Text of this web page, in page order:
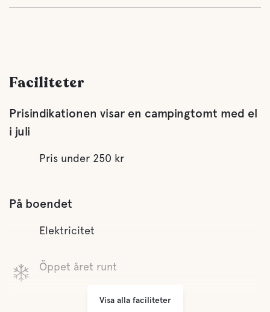
Faciliteter
Prisindikationen visar en campingtomt med el
i juli
Pris under 250 kr
På boendet
Elektricitet
Öppet året runt
SophanteringVisa alla faciliteter